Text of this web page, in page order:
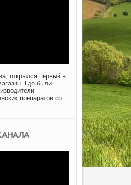
открылся первый в
Где были
препаратов со